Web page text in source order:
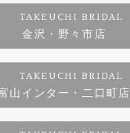
ーム
作りペアリング
作り結婚指輪 and 婚約指輪
婚約指輪プロポーズプラン
シー
TAKEUCHI BRIDAL
金沢・野々市店
TAKEUCHI BRIDAL
山インター・二口町店